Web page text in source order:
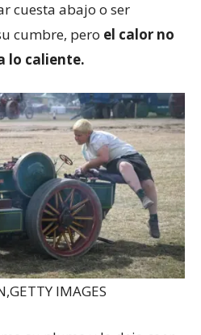
cuesta abajo o ser
cumbre, pero el calor no
lo caliente.
GETTY IMAGES